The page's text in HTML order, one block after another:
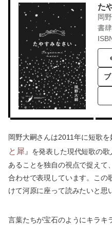
た
岡
書
岡野大嗣さんは2011年に短歌
と犀』を発表した現代短歌の
あることを独自の視点で捉えて
合わせで表現しています。この
けて河原に座って読みたいと思
言葉たちが宝石のようにキラキ